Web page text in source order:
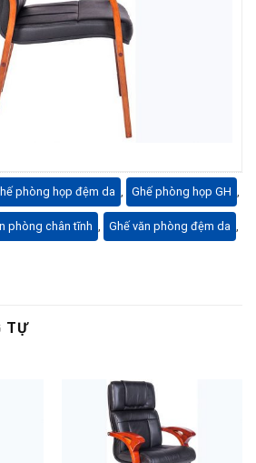
phòng họp đệm da Ghế phòng họp GH
phòng chân tĩnh Ghế văn phòng đệm da
TỰ